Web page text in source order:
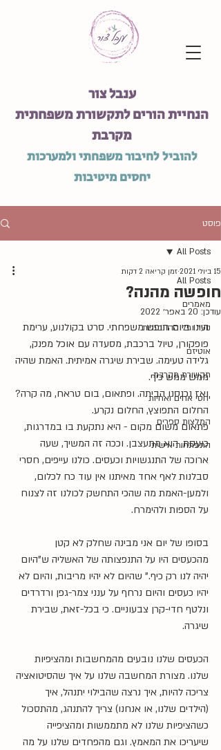
ענבל צור
הנחיית הורים לתקשורת משפחתית
מקרבת
להוביל לחיבור משפחתי ולמערכות
יחסים מיטיבות
פוסט
All Posts
מאמרים
נוער וגיל ההתבגרות
אוטיזם
תקשורת מקרבת
יחסי אחים ואחיות
המלצות ספרים
התפתחות אישית
All Posts
חופשה מהנה?
15 ביולי 2021 זמן קריאה 2 דקות
עודכן: 20 באפר׳ 2022
היינו ביום חופש משפחתי. סרט בקולנוע, ערימת
פופקורן, טיול ברכבת, מסעדה עם אוכל מפנק,
גלידה טעימה. שבירת שיגרה אמיתית. האמת שהיה
ממש ממש כיף.
ואז נכנסנו הביתה. ופתאום, בום טראח, מה קרה?
החלום התפוצץ, החלום נקרע.
פתאום משום מקום - היא נתקעת בו במדרגות,
כועסת, הוא מתעצבן. וככה זה המשיך, שעה
ארוכה של התנגשויות וכעסים. כולנו עייפים, חסרי
סבלנות לאף אחד מאיתנו אין עוד כח לכלום,
ולמען-האמת מה שהכי התחשק לכולנו זה לצנוח
על הספות ולהימרח.
בסופו של יום אני מבינה שחלק לא קטן
מהכעסים היו על התנפצותה של האשליה ש"היום
יהיה לנו רק כיף." שהיום לא יהיו מריבות, והיום לא
יהיו כעסים והיום נרחף על ענני צמר-גפן ורדרדים
ונלטף חדי-קרן צבעוניים. כי בכל-זאת, שבירת
שיגרה.
הכעסים שלנו נובעים מהמחשבות ומהציפיות
שלנו. מצורת המחשבה שלנו על איך שהסיטואציה
צריכה להיות, איך נרצה שהבילוי יתנהל, איך
(הילדים שלנו, או אנחנו) צריך להתנהג, מהתסכול
כשהציפיות שלנו לא מתממשות ומהציפייה
שיעריכו את המאמץ. וגם מהפחדים שלנו על מה